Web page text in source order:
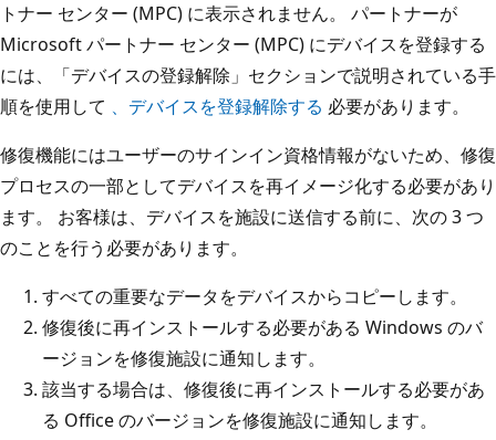
トナー センター (MPC) に表示されません。 パートナーが
Microsoft パートナー センター (MPC) にデバイスを登録する
には、「デバイスの登録解除」セクションで説明されている手
順を使用して 、デバイスを登録解除する 必要があります。
修復機能にはユーザーのサインイン資格情報がないため、修復
プロセスの一部としてデバイスを再イメージ化する必要があり
ます。 お客様は、デバイスを施設に送信する前に、次の 3 つ
のことを行う必要があります。
すべての重要なデータをデバイスからコピーします。
修復後に再インストールする必要がある Windows のバ
ージョンを修復施設に通知します。
該当する場合は、修復後に再インストールする必要があ
る Office のバージョンを修復施設に通知します。